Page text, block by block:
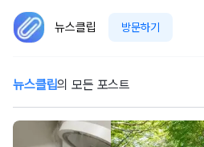
뉴스클립 방문하기
뉴스클립의 모든 포스트